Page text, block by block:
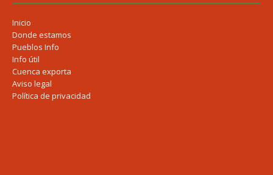
Inicio
Donde estamos
Pueblos Info
Info útil
Cuenca exporta
Aviso legal
Política de privacidad